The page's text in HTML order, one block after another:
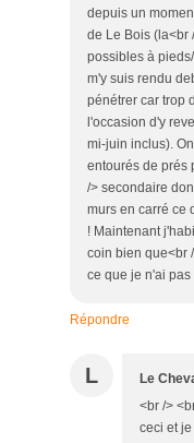
depuis un
de Le Bois (la<br
possibles à
m'y suis rendu
pénétrer car trop
l'occasion d'y
mi-juin inclus).
entourés de prés
/> secondaire
murs en carré ce
! Maintenant
coin bien que<br
ce que je n'ai pas
Répondre
L Le
<br />
ceci et